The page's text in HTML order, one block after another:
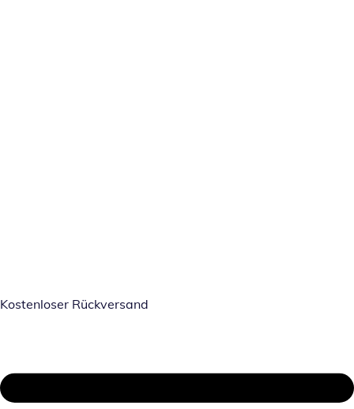
Kostenloser Rückversand